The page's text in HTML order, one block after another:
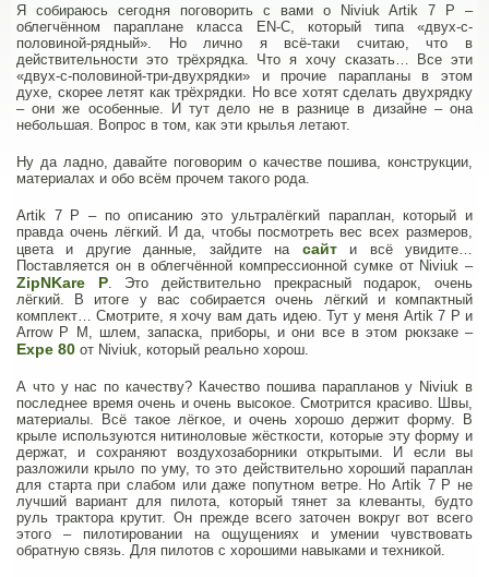
Я собираюсь сегодня поговорить с вами о Niviuk Artik 7 P –
облегчённом параплане класса EN-C, который типа «двух-с-
половиной-рядный». Но лично я всё-таки считаю, что в
действительности это трёхрядка. Что я хочу сказать… Все эти
«двух-с-половиной-три-двухрядки» и прочие парапланы в этом
духе, скорее летят как трёхрядки. Но все хотят сделать двухрядку
– они же особенные. И тут дело не в разнице в дизайне – она
небольшая. Вопрос в том, как эти крылья летают.
Ну да ладно, давайте поговорим о качестве пошива, конструкции,
материалах и обо всём прочем такого рода.
Artik 7 P – по описанию это ультралёгкий параплан, который и
правда очень лёгкий. И да, чтобы посмотреть вес всех размеров,
цвета и другие данные, зайдите на сайти всё увидите…
Поставляется он в облегчённой компрессионной сумке от Niviuk –
ZipNKare P. Это действительно прекрасный подарок, очень
лёгкий. В итоге у вас собирается очень лёгкий и компактный
комплект… Смотрите, я хочу вам дать идею. Тут у меня Artik 7 P и
Arrow P M, шлем, запаска, приборы, и они все в этом рюкзаке –
Expe 80 от Niviuk, который реально хорош.
А что у нас по качеству? Качество пошива парапланов у Niviuk в
последнее время очень и очень высокое. Смотрится красиво. Швы,
материалы. Всё такое лёгкое, и очень хорошо держит форму. В
крыле используются нитиноловые жёсткости, которые эту форму и
держат, и сохраняют воздухозаборники открытыми. И если вы
разложили крыло по уму, то это действительно хороший параплан
для старта при слабом или даже попутном ветре. Но Artik 7 P не
лучший вариант для пилота, который тянет за клеванты, будто
руль трактора крутит. Он прежде всего заточен вокруг вот всего
этого – пилотировании на ощущениях и умении чувствовать
обратную связь. Для пилотов с хорошими навыками и техникой.